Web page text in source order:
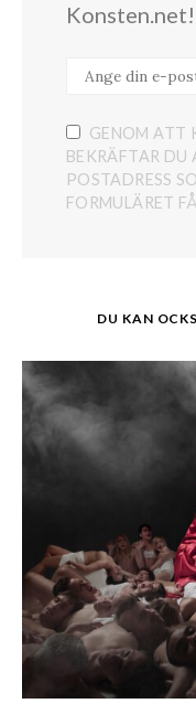
Konsten.net!
GENOM ATT
BEKRÄFTAR
POSTADRESS
FORMULÄRET
DU KAN